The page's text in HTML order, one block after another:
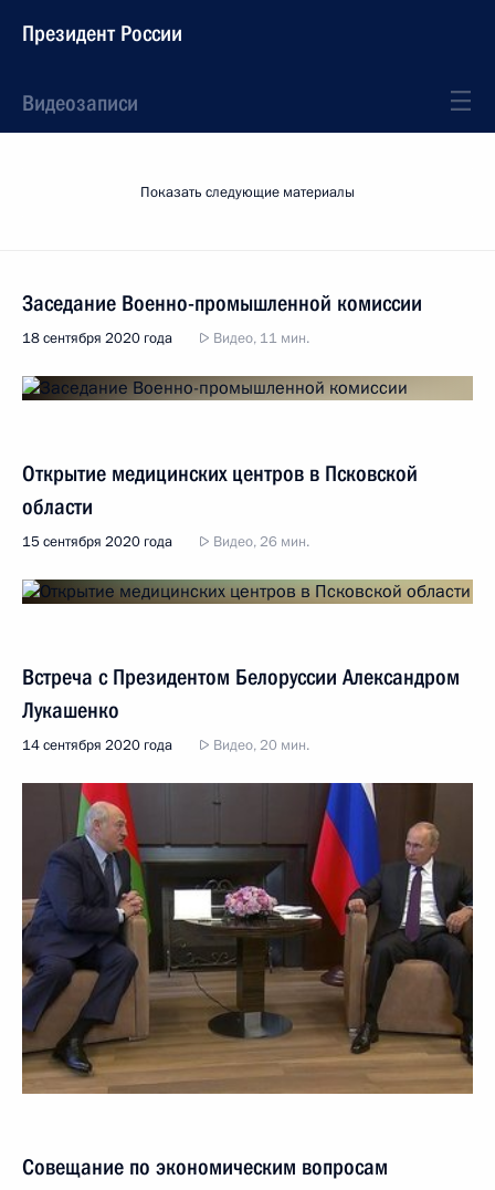
Президент России
Видеозаписи
Показать следующие материалы
Заседание Военно-промышленной комиссии
18 сентября 2020 года Видео, 11 мин.
Открытие медицинских центров в Псковской
области
15 сентября 2020 года Видео, 26 мин.
Встреча с Президентом Белоруссии Александром
Лукашенко
14 сентября 2020 года Видео, 20 мин.
Совещание по экономическим вопросам